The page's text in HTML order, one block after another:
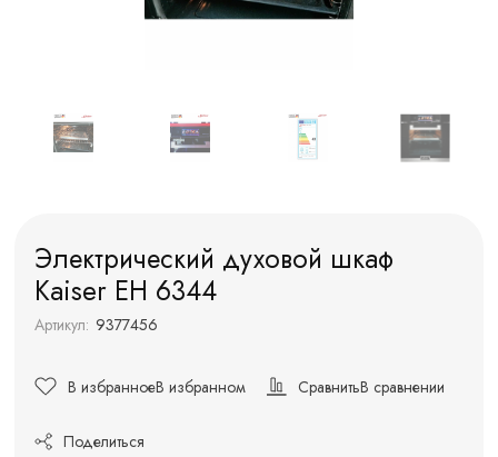
Электрический духовой шкаф
Kaiser EH 6344
Артикул: 9377456
В избранноеВ избранном СравнитьВ сравнении
Поделиться